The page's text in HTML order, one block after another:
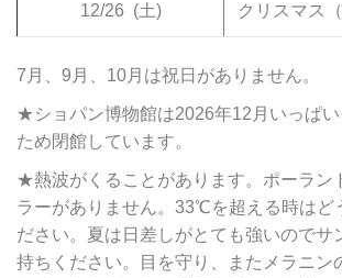
12/26 (土) クリスマス
7月、9月、10月は祝日がありません。
★ショパン博物館は2026年12月いっぱ
ため閉館しています。
★熱波がくることがあります。ポーラン
ラーがありません。33℃を超える時はど
ださい。夏は日差しがとても強いのでサ
持ちください。目を守り、またメラニン